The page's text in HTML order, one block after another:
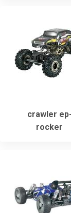
crawler ep-
rocker